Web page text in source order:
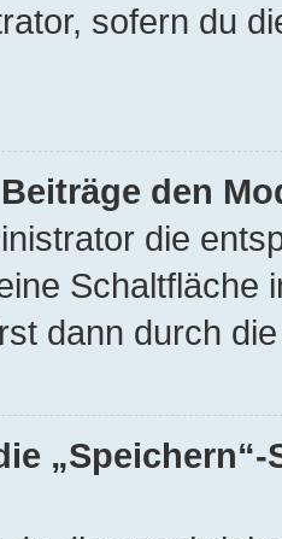
sofern du
den
die
Schaltfläche
dann durch